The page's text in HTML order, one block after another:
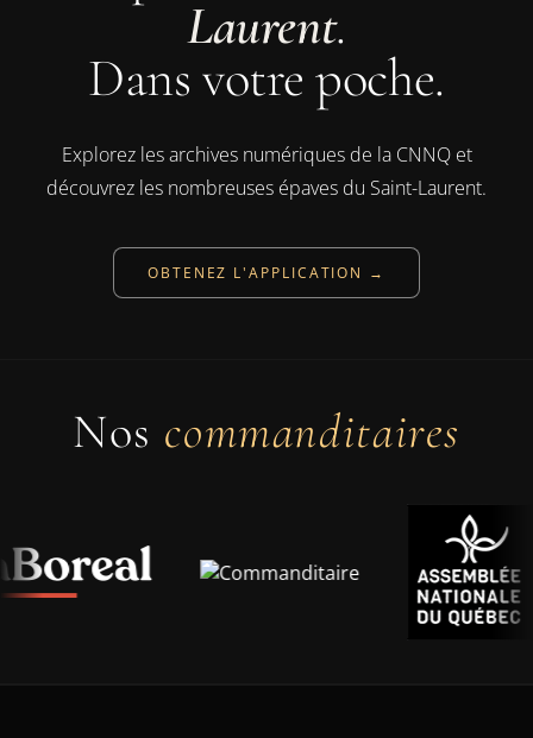
Laurent.
Dans votre poche.
Explorez les archives numériques de la CNNQ et
découvrez les nombreuses épaves du Saint-Laurent.
OBTENEZ L'APPLICATION →
Nos commanditaires